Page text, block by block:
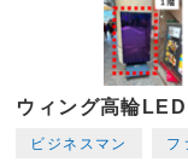
ウィング高輪
ビジネスマン フ